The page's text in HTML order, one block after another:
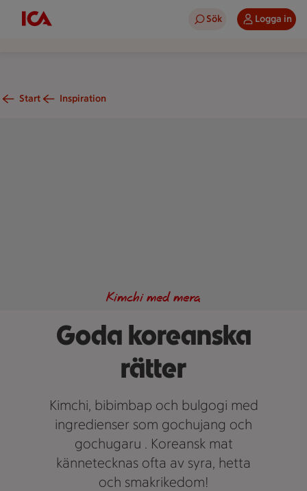
Sök Logga in
Start Inspiration
Goda koreanska
rätter
Kimchi med mera
Kimchi, bibimbap och bulgogi med
ingredienser som gochujang och
gochugaru . Koreansk mat
kännetecknas ofta av syra, hetta
och smakrikedom!